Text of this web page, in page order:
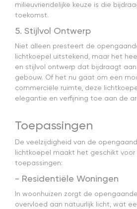
milieuvriendelijke keuze is die
toekomst.
5. Stijlvol Ontwerp
Niet alleen presteert de
lichtkoepel uitstekend, maar het
en stijlvol ontwerp dat bijdraagt
gebouw. Of het nu gaat om een
commerciële ruimte, deze
elegantie en verfijning toe aan de
Toepassingen
De veelzijdigheid van de
lichtkoepel maakt het geschikt voor
toepassingen:
- Residentiële Woningen
In woonhuizen zorgt de
overvloed aan natuurlijk licht, wat